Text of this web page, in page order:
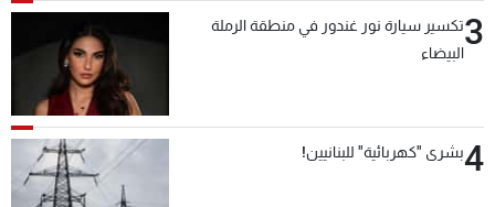
3تكسير سيارة نور غندور في منطقة الرملة
البيضاء
4بشرى "كهربائية" للبنانيين!